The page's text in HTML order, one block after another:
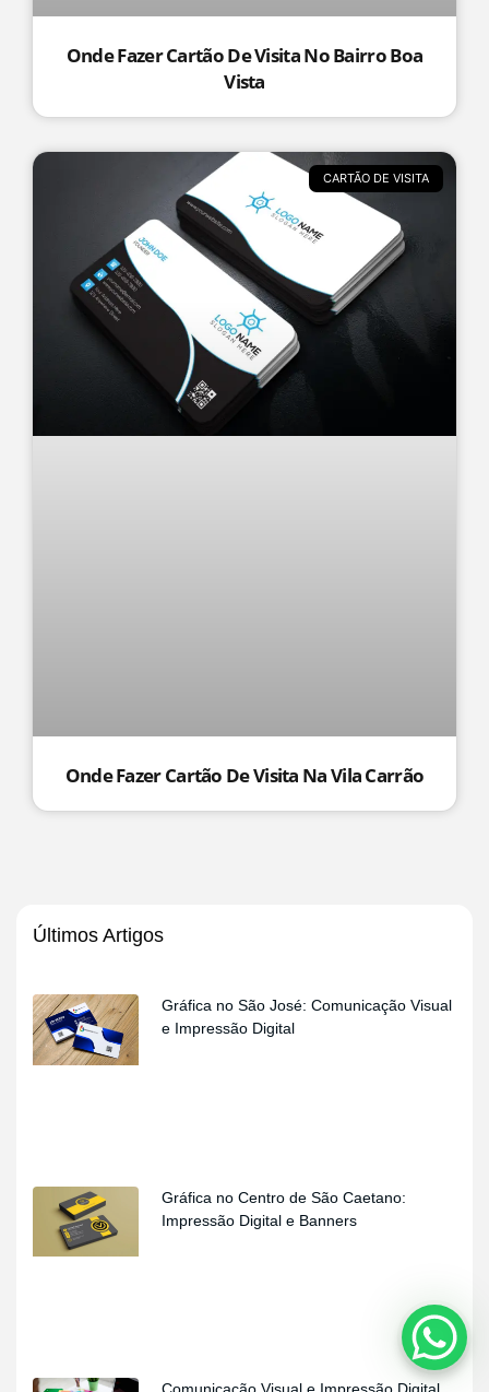
Onde Fazer Cartão De Visita No Bairro Boa
Vista
CARTÃO DE VISITA
Onde Fazer Cartão De Visita Na Vila Carrão
Últimos Artigos
Gráfica no São José: Comunicação Visual
e Impressão Digital
Gráfica no Centro de São Caetano:
Impressão Digital e Banners